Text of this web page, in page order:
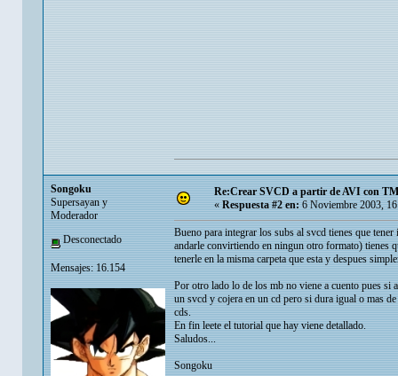
Songoku
Supersayan y
Moderador
Desconectado
Mensajes: 16.154
Re:Crear SVCD a partir de AVI con
«Respuesta #2 en:6 Noviembre 2003,
Bueno para integrar los subs al svcd tienes que
andarle convirtiendo en ningun otro formato) tienes
tenerle en la misma carpeta que esta y despues
Por otro lado lo de los mb no viene a cuento pues si
un svcd y cojera en un cd pero si dura igual o mas
cds.
En fin leete el tutorial que hay viene detallado.
Saludos...
Songoku